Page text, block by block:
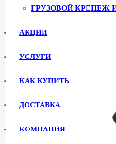
ГРУЗОВОЙ КРЕПЕЖ
АКЦИИ
УСЛУГИ
КАК КУПИТЬ
ДОСТАВКА
КОМПАНИЯ